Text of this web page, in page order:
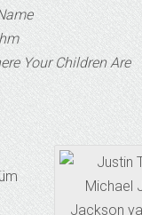
Your Children Are